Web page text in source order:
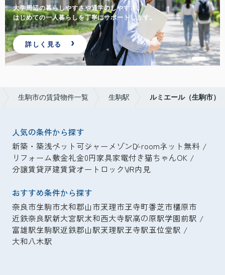
大学周辺の暮らしやすさや通学のしやすさ。
はじめての一人暮らしを丁寧にサポートします。
詳しく見る
生駒市の賃貸物件一覧 生駒駅 ルミエール（生駒市）
人気の条件から探す
新築・築浅ペット可シャーメゾンD-roomネット無料
リフォーム敷金礼金0円家具家電付き猫ちゃんOK
分譲賃貸戸建賃貸オートロックVR内見
おすすめ条件から探す
奈良市生駒市大和郡山市天理市王寺町香芝市橿原市
近鉄奈良駅新大宮駅大和西大寺駅高の原駅学園前駅
富雄駅生駒駅近鉄郡山駅天理駅王寺駅五位堂駅
大和八木駅